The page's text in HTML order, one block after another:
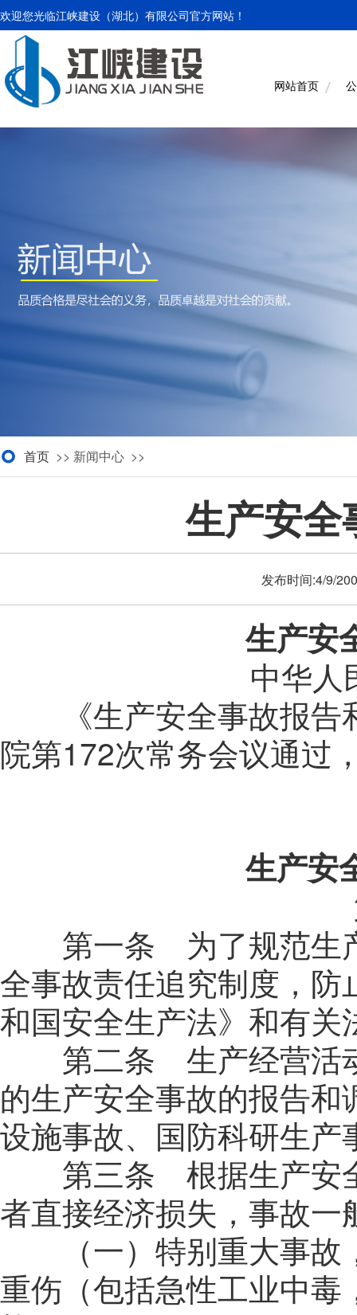
欢迎您光临江峡建设（湖北）有限公司官方网站！
网站首页
首页 >> 新闻中心 >>
生产安全
发布时间:4/9/
生产安
中华人
《生产安全事故报告
院第172次常务会议通过
生产安
第一条 为了规范生产
全事故责任追究制度，
和国安全生产法》和有关
第二条 生产经营活动
的生产安全事故的报告
设施事故、国防科研生
第三条 根据生产安全
者直接经济损失，事故一
（一）特别重大事故
重伤（包括急性工业中毒